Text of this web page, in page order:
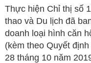
Thực hiện Chỉ thị số
thao và Du lịch đã
doanh loại hình căn
(kèm theo Quyết
28 tháng 10 năm